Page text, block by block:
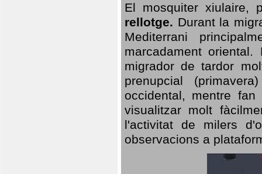
El mosquiter xiulaire,
rellotge. Durant la
Mediterrani
marcadament
migrador de tardor
prenupcial
occidental, mentre
visualitzar molt
l'activitat de milers
observacions a